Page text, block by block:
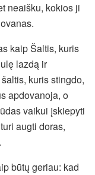
neaišku, kokios ji
kaip Šaltis, kuris
lazdą ir
kuris stingdo,
apdovanoja, o
vaikui įskiepyti
augti doras,
būtų geriau: kad